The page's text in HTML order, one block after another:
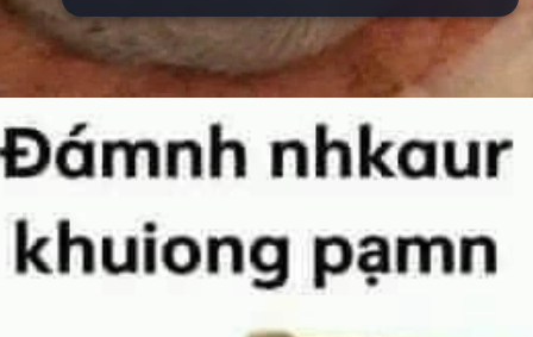
Đang mở https://issiloo.edu.vn/meme-danh